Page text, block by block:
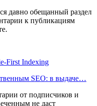
давно обещанный раздел
к публикациям
First Indexing
SEO: в выдаче…
от подписчиков и
не даст